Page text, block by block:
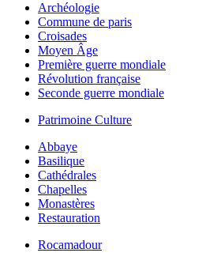
Archéologie
Commune de paris
Croisades
Moyen Âge
Première guerre mondiale
Révolution française
Seconde guerre mondiale
Patrimoine Culture
Abbaye
Basilique
Cathédrales
Chapelles
Monastères
Restauration
Rocamadour